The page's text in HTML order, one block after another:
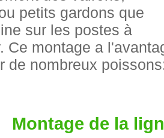
petits gardons que
sur les postes à
Ce montage a
de nombreux
Montage de la